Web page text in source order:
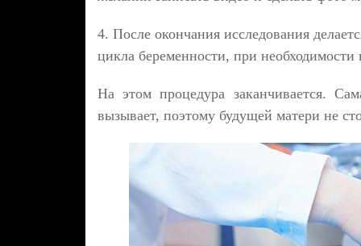
4. После окончания исследования
цикла беременности, при необходимости
На этом процедура заканчивается.
вызывает, поэтому будущей матери не